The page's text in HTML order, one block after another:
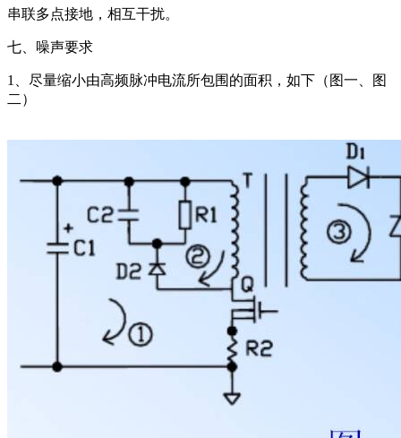
串联多点接地，相互干扰。
七、噪声要求
1、尽量缩小由高频脉冲电流所包围的面积，如下（图一、图
二）